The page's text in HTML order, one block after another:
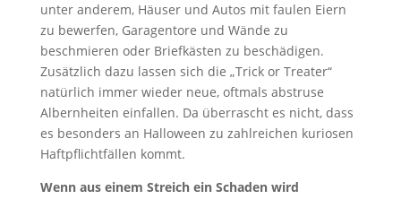
unter anderem, Häuser und Autos mit faulen Eiern
zu bewerfen, Garagentore und Wände zu
beschmieren oder Briefkästen zu beschädigen.
Zusätzlich dazu lassen sich die „Trick or Treater“
natürlich immer wieder neue, oftmals abstruse
Albernheiten einfallen. Da überrascht es nicht, dass
es besonders an Halloween zu zahlreichen kuriosen
Haftpflichtfällen kommt.
Wenn aus einem Streich ein Schaden wird